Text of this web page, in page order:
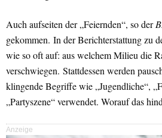
Auch aufseiten der „Feiernden“, so der
gekommen. In der Berichterstattung zu
wie so oft auf: aus welchem Milieu die
verschwiegen. Stattdessen werden
klingende Begriffe wie „Jugendliche“,
„Partyszene“ verwendet. Worauf das
Anzeige